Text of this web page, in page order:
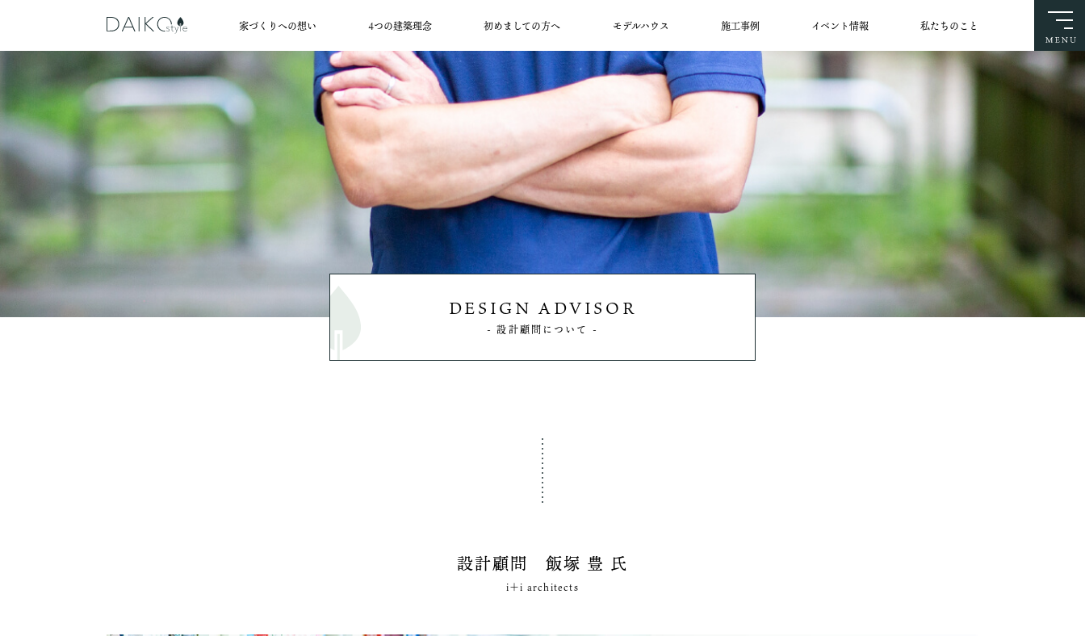
家づくりへの想い
HOUSE
心地いいと感じる夏は涼しく、冬は暖かい住処を、
すべての人に知ってもらいたい。
4つの建築理念
POLICY
私たちDAIKOstyleの家づくりには、欠かすことが
できない暮らしと家の価値観があります。
初めましての方へ
HELLO
家づくりは、何から始めればいいか、
これで合っているのか不安になるもの。
なんでもご相談くださいませ。
モデルハウス 施工事例 イベント情報 私たちのこと
ABOUT
私たち大幸綜合建設株式会社は、創業から70余年、
地域の家づくりに携わってきた大工工務店です。
DESIGN ADVISOR
- 設計顧問について -
設計顧問 飯塚 豊 氏
i＋i architects